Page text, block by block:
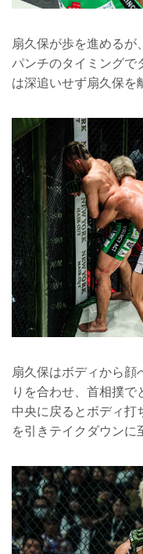
扇久保が歩を進めるが
パンチのタイミングで
は深追いせず扇久保を
扇久保はボディから顔
りを合わせ、首相撲で
中央に戻るとボディ打
を引きテイクダウンに